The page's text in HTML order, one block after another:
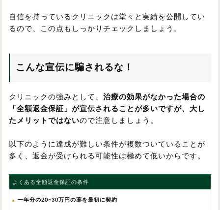
自信を持っているクリニックは堂々と実績を公開してい
るので、この点もしっかりチェックしましょう。
こんな宣伝に騙されるな！
クリニックの強みとして、 治療の効果がなかった場合の
「全額返金保証」が宣伝されることが多いですが、大し
たメリットではないので注意しましょう。
以下のように達成が難しい条件が複数ついていることが
多く、返金が受けられる可能性は極めて低いからです。
よくある全額返金保証の条件
一年分の20~30万円の薬を最初に契約